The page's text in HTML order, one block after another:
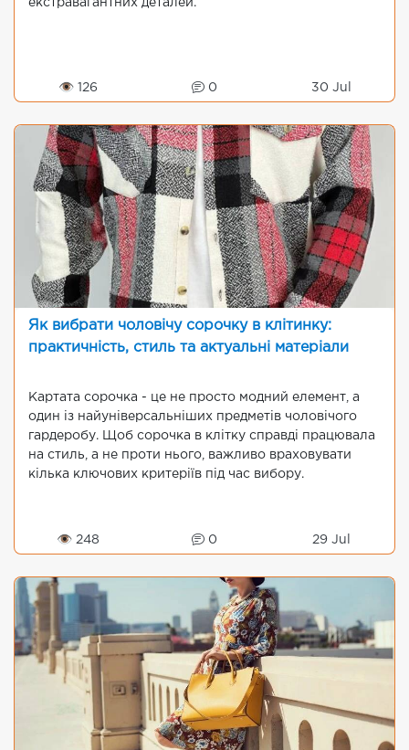
екстравагантних деталей.
👁 126 0 30 Jul
Як вибрати чоловічу сорочку в клітинку:
практичність, стиль та актуальні матеріали
Картата сорочка - це не просто модний елемент, а
один із найуніверсальніших предметів чоловічого
гардеробу. Щоб сорочка в клітку справді працювала
на стиль, а не проти нього, важливо враховувати
кілька ключових критеріїв під час вибору.
👁 248 0 29 Jul